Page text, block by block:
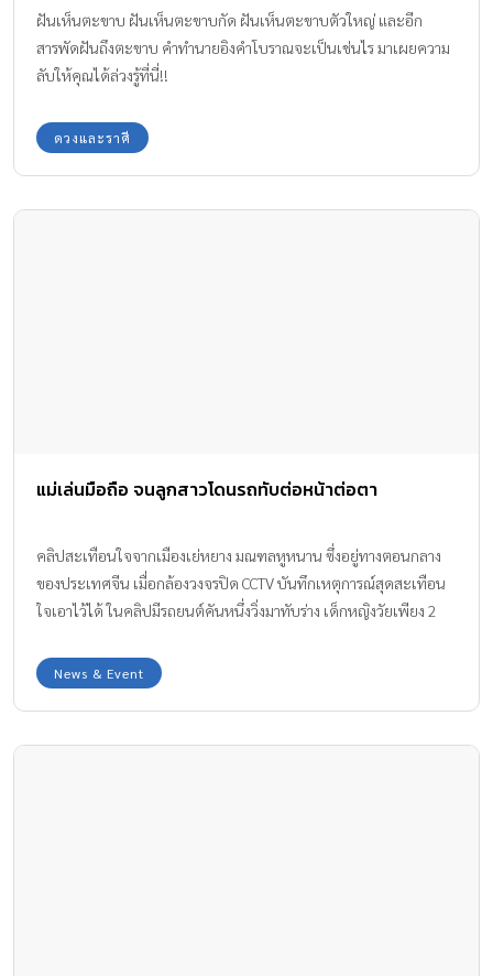
ฝันเห็นตะขาบ ฝันเห็นตะขาบกัด ฝันเห็นตะขาบตัวใหญ่ และอีก
สารพัดฝันถึงตะขาบ คำทำนายอิงคำโบราณจะเป็นเช่นไร มาเผยความ
ลับให้คุณได้ล่วงรู้ที่นี่!!
ดวงและราศี
แม่เล่นมือถือ จนลูกสาวโดนรถทับต่อหน้าต่อตา
คลิปสะเทือนใจจากเมืองเย่หยาง มณฑลหูหนาน ซึ่งอยู่ทางตอนกลาง
ของประเทศจีน เมื่อกล้องวงจรปิด CCTV บันทึกเหตุการณ์สุดสะเทือน
ใจเอาไว้ได้ ในคลิปมีรถยนต์คันหนึ่งวิ่งมาทับร่าง เด็กหญิงวัยเพียง 2
นำ News & Event